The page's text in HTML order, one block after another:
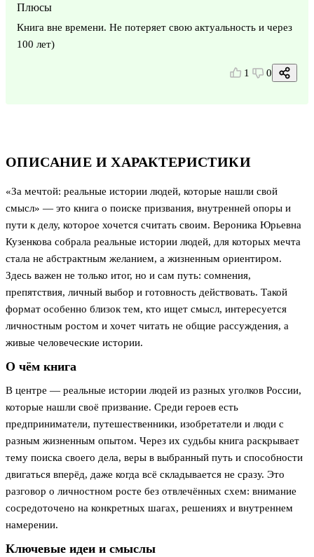
ОПИСАНИЕ И ХАРАКТЕРИСТИКИ
«За мечтой: реальные истории людей, которые нашли свой
смысл» — это книга о поиске призвания, внутренней опоры и
пути к делу, которое хочется считать своим. Вероника Юрьевна
Кузенкова собрала реальные истории людей, для которых мечта
стала не абстрактным желанием, а жизненным ориентиром.
Здесь важен не только итог, но и сам путь: сомнения,
препятствия, личный выбор и готовность действовать. Такой
формат особенно близок тем, кто ищет смысл, интересуется
личностным ростом и хочет читать не общие рассуждения, а
живые человеческие истории.
О чём книга
В центре — реальные истории людей из разных уголков России,
которые нашли своё призвание. Среди героев есть
предприниматели, путешественники, изобретатели и люди с
разным жизненным опытом. Через их судьбы книга раскрывает
тему поиска своего дела, веры в выбранный путь и способности
двигаться вперёд, даже когда всё складывается не сразу. Это
разговор о личностном росте без отвлечённых схем: внимание
сосредоточено на конкретных шагах, решениях и внутреннем
намерении.
Ключевые идеи и смыслы
Плюсы
Книга вне времени. Не потеряет свою актуальность и через
100 лет)
1 0